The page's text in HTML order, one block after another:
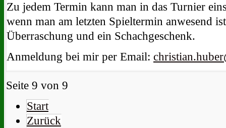
Zu jedem Termin kann man in das Turnier
wenn man am letzten Spieltermin anwesend
Überraschung und ein Schachgeschenk.
Anmeldung bei mir per Email:
Seite 9 von 9
Start
Zurück